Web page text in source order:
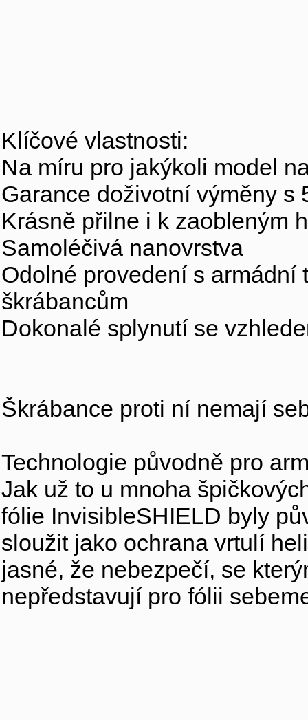
Klíčové vlastnosti:
Na míru pro jakýkoli model
Garance doživotní výměny s
Krásně přilne i k zaobleným
Samoléčivá nanovrstva
Odolné provedení s
škrábancům
Dokonalé splynutí se
Škrábance proti ní nemají
Technologie původně pro
Jak už to u mnoha
fólie InvisibleSHIELD byly
sloužit jako ochrana vrtulí
jasné, že nebezpečí, se
nepředstavují pro fólii